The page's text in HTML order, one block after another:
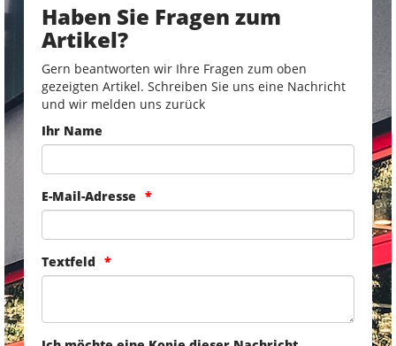
Haben Sie Fragen zum
Artikel?
Gern beantworten wir Ihre Fragen zum oben
gezeigten Artikel. Schreiben Sie uns eine Nachricht
und wir melden uns zurück
Ihr Name
E-Mail-Adresse
Textfeld